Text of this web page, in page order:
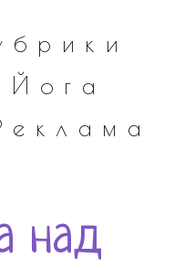
Йога
над